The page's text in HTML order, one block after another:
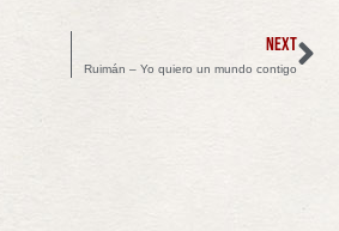
NEXT
Ruimán – Yo quiero un mundo contigo